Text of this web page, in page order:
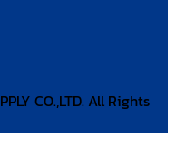
CO.,LTD. All Rights